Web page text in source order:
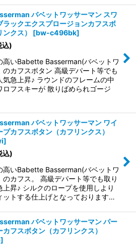
バベットワッサーマン スワ
ラックエクスプロージョンカフスボ
クス）
[bw-c496bk]
込)
高いBabette Basserman(バベットワ
のカフスボタン 高級デパート等でも
気急上昇♪ ラウンドのフレームの中
ロフスキーが 散りばめられゴージ
バベットワッサーマン ワイ
カフスボタン（カフリンクス）
]
込)
高いBabette Basserman(バベットワ
のカフス。 高級デパート等でも取り
上昇♪ シルクのロープを使用しより
ットする仕上げとなっております…
バベットワッサーマン パー
フスボタン（カフリンクス）
]